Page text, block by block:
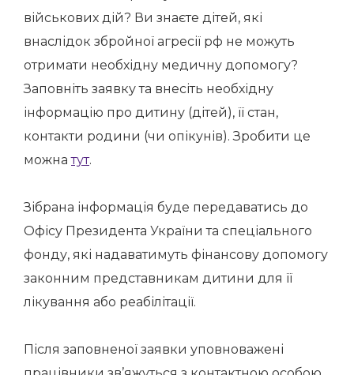
військових дій? Ви знаєте дітей, які
внаслідок збройної агресії рф не можуть
отримати необхідну медичну допомогу?
Заповніть заявку та внесіть необхідну
інформацію про дитину (дітей), її стан,
контакти родини (чи опікунів). Зробити це
можнатут.
Зібрана інформація буде передаватись до
Офісу Президента України та спеціального
фонду, які надаватимуть фінансову допомогу
законним представникам дитини для її
лікування або реабілітації.
Після заповненої заявки уповноважені